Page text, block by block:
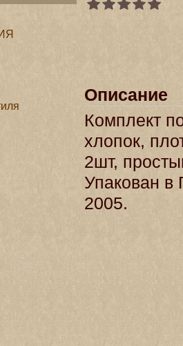
Описание
Комплект
хлопок,
2шт,
Упакован в
2005.